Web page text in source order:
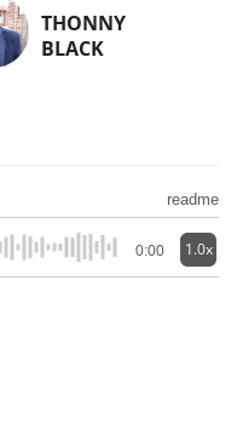
THONNY
BLACK
readme
0:00 1.0x